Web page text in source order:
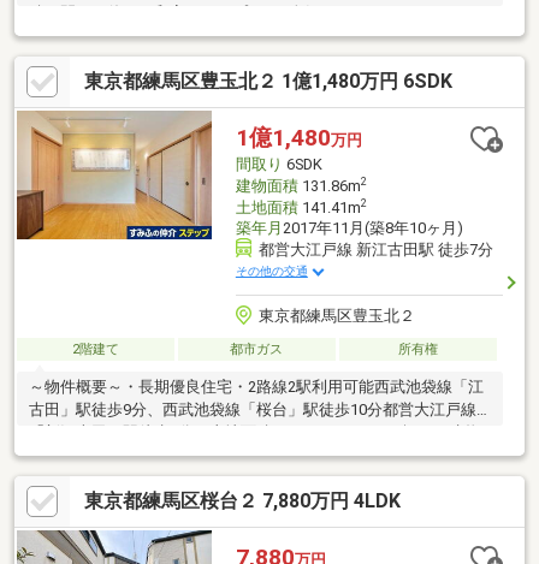
採用■収納に便利な小屋裏収納有り
東京都練馬区豊玉北２ 1億1,480万円 6SDK
1億1,480万円
間取り 6SDK
建物面積131.86m2
土地面積141.41m2
築年月 2017年11月(築8年10ヶ月)
都営大江戸線 新江古田駅 徒歩7分
その他の交通
東京都練馬区豊玉北２
2階建て 都市ガス 所有権
～物件概要～・長期優良住宅・2路線2駅利用可能西武池袋線「江
古田」駅徒歩9分、西武池袋線「桜台」駅徒歩10分都営大江戸線
面積：131.86㎡（39.88坪）・2017年11月築、6SDK（※納戸は2箇
所ございます。）・南東側道路接道・カースペース1台分有（車種
による）・サービスルーム（納戸）含め、収納豊富。～設備～・
サービスルーム（納戸）あり。・2階洗面室、バルコニーがある
為、家事がしやすい間取りです。・1階、2階トイレ有・1階電動
東京都練馬区桜台２ 7,880万円 4LDK
7,880万円